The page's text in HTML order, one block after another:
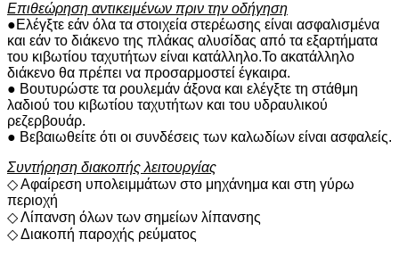
Επιθεώρηση αντικειμένων πριν την οδήγηση
●Ελέγξτε εάν όλα τα στοιχεία στερέωσης είναι ασφαλισμένα
και εάν το διάκενο της πλάκας αλυσίδας από τα εξαρτήματα
του κιβωτίου ταχυτήτων είναι κατάλληλο.Το ακατάλληλο
διάκενο θα πρέπει να προσαρμοστεί έγκαιρα.
● Βουτυρώστε τα ρουλεμάν άξονα και ελέγξτε τη στάθμη
λαδιού του κιβωτίου ταχυτήτων και του υδραυλικού
ρεζερβουάρ.
● Βεβαιωθείτε ότι οι συνδέσεις των καλωδίων είναι ασφαλείς.
Συντήρηση διακοπής λειτουργίας
◇ Αφαίρεση υπολειμμάτων στο μηχάνημα και στη γύρω
περιοχή
◇ Λίπανση όλων των σημείων λίπανσης
◇ Διακοπή παροχής ρεύματος